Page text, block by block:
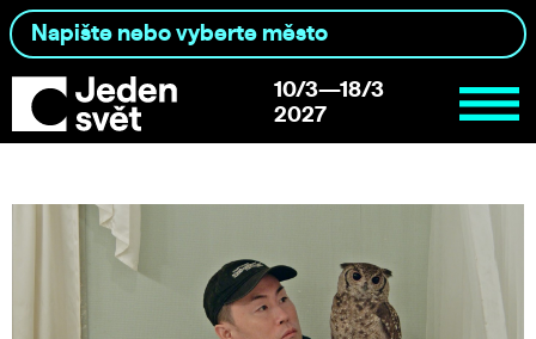
10/3—18/3
2027